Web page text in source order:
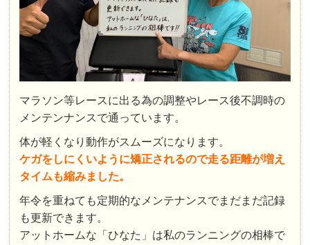
マラソン等レースに出る為の調整やレース後不調時の
メンテンナンスで通っています。
体が軽くなり動作がスムーズになります。
ケガをしにくいように矯正されるので走る距離が増え
タイムも縮みました。
年令を重ねても定期的なメンテナンスでまだまだ記録
も更新できます。
アットホームな「ひなた」は私のランニングの相棒で